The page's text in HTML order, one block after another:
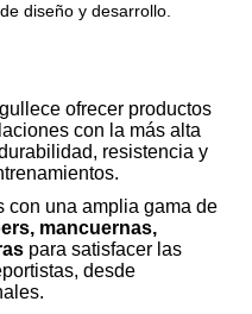
diseño y desarrollo.
ofrecer productos
con la más alta
resistencia y
con una amplia gama de
mancuernas,
para satisfacer las
desde